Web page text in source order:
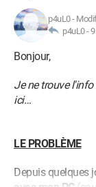
p4uL0-
p4uL0 -
Bonjour,
Je ne trouve
ici…
LE PROBLÈME
Depuis quelques